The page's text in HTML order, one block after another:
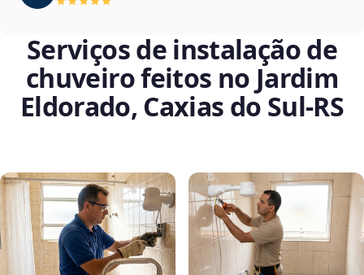
Serviços de instalação de
chuveiro feitos no Jardim
Eldorado, Caxias do Sul‑RS